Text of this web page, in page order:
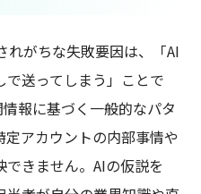
れがちな失敗要因は、「AI
送ってしまう」ことで
報に基づく一般的なパタ
アカウントの内部事情や
きません。AIの仮説を